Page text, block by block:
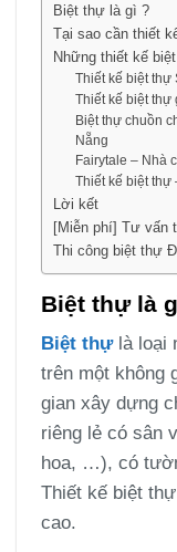
Biệt thự là gì ?
Tại sao cần thiết
Những thiết kế
Thiết kế biệt thự
Thiết kế biệt thự
Biệt thự chuồn
Nẵng
Fairytale – Nhà
Thiết kế biệt thự
Lời kết
[Miễn phí] Tư vấn
Thi công biệt thự
Biệt thự là
Biệt thựlà loại
trên một không
gian xây dựng
riêng lẻ có sân
hoa, …), có
Thiết kế biệt
cao.